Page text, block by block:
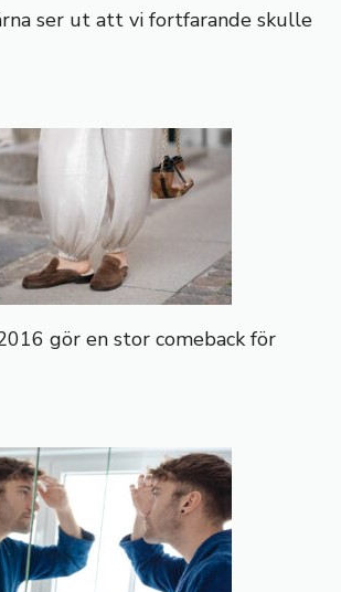
ser ut att vi fortfarande skulle
gör en stor comeback för